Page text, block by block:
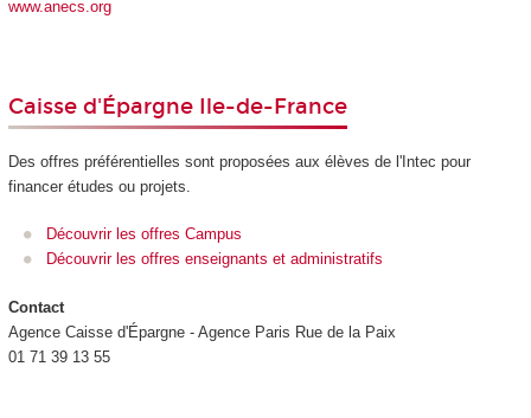
www.anecs.org
Caisse d'Épargne Ile-de-France
Des offres préférentielles sont proposées aux élèves de l'Intec pour
financer études ou projets.
Découvrir les offres Campus
Découvrir les offres enseignants et administratifs
Contact
Agence Caisse d'Épargne - Agence Paris Rue de la Paix
01 71 39 13 55